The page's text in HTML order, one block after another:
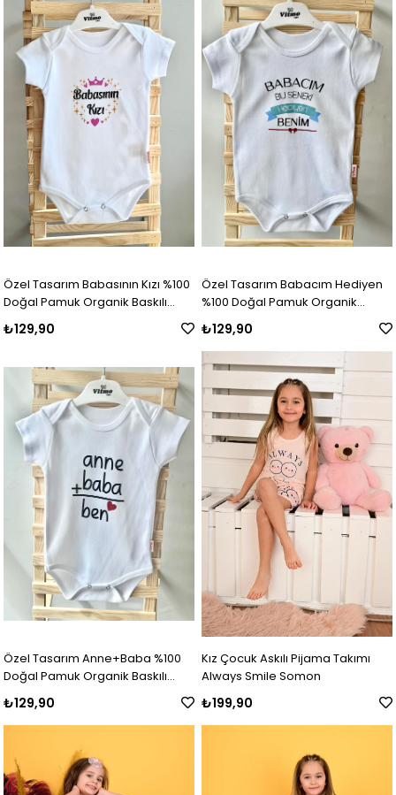
Özel Tasarım Babasının Kızı %100
Doğal Pamuk Organik Baskılı
Çıtçıtlı Body Zıbın Bebek Badi
₺129,90
Özel Tasarım Babacım Hediyen
%100 Doğal Pamuk Organik
Baskılı Çıtçıtlı Body Zıbın Bebek
Badi
₺129,90
Özel Tasarım Anne+Baba %100
Doğal Pamuk Organik Baskılı
Çıtçıtlı Body Zıbın Bebek Badi
₺129,90
Kız Çocuk Askılı Pijama Takımı
Always Smile Somon
₺199,90